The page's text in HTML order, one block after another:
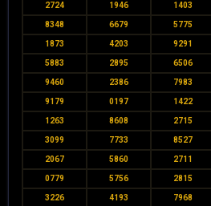
2724 1946 1403
8348 6679 5775
1873 4203 9291
5883 2895 6506
9460 2386 7983
9179 0197 1422
1263 8608 2715
3099 7733 8527
2067 5860 2711
0779 5756 2815
3226 4193 7968